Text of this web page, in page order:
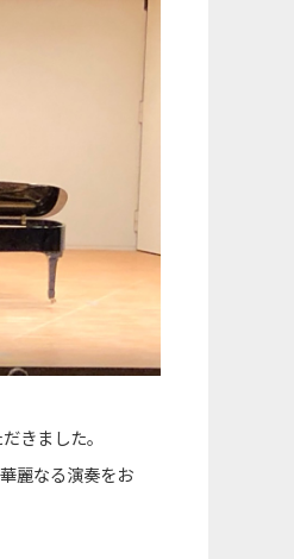
きました。
麗なる演奏をお